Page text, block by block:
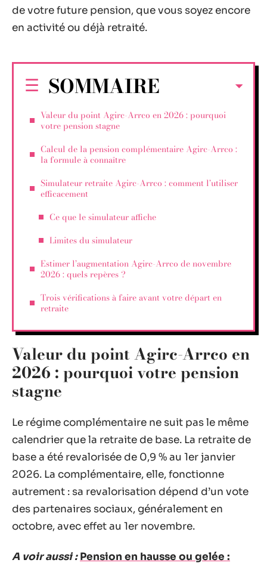
de votre future pension, que vous soyez encore
en activité ou déjà retraité.
SOMMAIRE
Valeur du point Agirc-Arrco en 2026 : pourquoi
votre pension stagne
Calcul de la pension complémentaire Agirc-Arrco :
la formule à connaître
Simulateur retraite Agirc-Arrco : comment l’utiliser
efficacement
Ce que le simulateur affiche
Limites du simulateur
Estimer l’augmentation Agirc-Arrco de novembre
2026 : quels repères ?
Trois vérifications à faire avant votre départ en
retraite
Valeur du point Agirc-Arrco en
2026 : pourquoi votre pension
stagne
Le régime complémentaire ne suit pas le même
calendrier que la retraite de base. La retraite de
base a été revalorisée de 0,9 % au 1er janvier
2026. La complémentaire, elle, fonctionne
autrement : sa revalorisation dépend d’un vote
des partenaires sociaux, généralement en
octobre, avec effet au 1er novembre.
A voir aussi : Pension en hausse ou gelée :